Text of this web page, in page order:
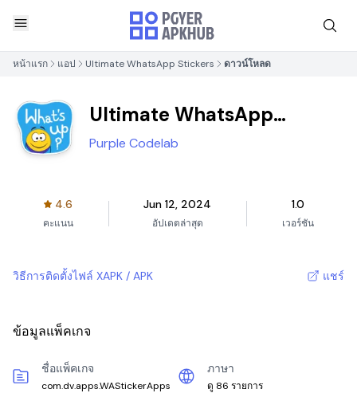
หน้าแรก แอป Ultimate WhatsApp Stickers ดาวน์โหลด
Ultimate WhatsApp
Stickers
Purple Codelab
4.6
คะแนน
Jun 12, 2024
อัปเดตล่าสุด
1.0
เวอร์ชัน
วิธีการติดตั้งไฟล์ XAPK / APK แชร์
ข้อมูลแพ็คเกจ
ชื่อแพ็คเกจ
com.dv.apps.WAStickerApps
ภาษา
ดู 86 รายการ